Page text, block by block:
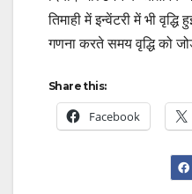
तिमाही में इन्वेंटरी में भी
गणना करते समय वृद्धि को
Share this:
Facebook